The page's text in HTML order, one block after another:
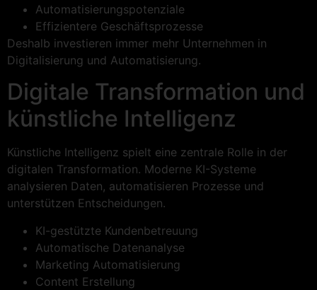
Automatisierungspotenziale
Effizientere Geschäftsprozesse
Deshalb investieren immer mehr Unternehmen in
Digitalisierung und Automatisierung.
Digitale Transformation und
künstliche Intelligenz
Künstliche Intelligenz spielt eine zentrale Rolle in der
digitalen Transformation. Moderne KI-Systeme
analysieren Daten, automatisieren Prozesse und
unterstützen Entscheidungen.
KI-gestützte Kundenbetreuung
Automatische Datenanalyse
Marketing Automatisierung
Content Erstellung